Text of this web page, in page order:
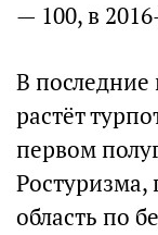
— 100, в
В последние
растёт
первом
Ростуризма,
область по